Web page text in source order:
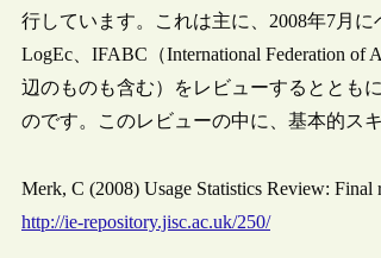
行しています。これは主に、2008年7月
LogEc、IFABC（International Federation
辺のものも含む）をレビューするととも
のです。このレビューの中に、基本的ス
Merk, C (2008) Usage Statistics Review:
http://ie-repository.jisc.ac.uk/250/